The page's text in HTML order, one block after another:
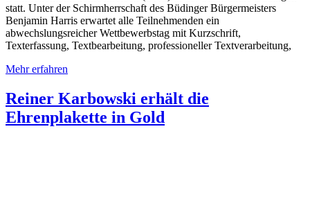
statt. Unter der Schirmherrschaft des Büdinger Bürgermeisters
Benjamin Harris erwartet alle Teilnehmenden ein
abwechslungsreicher Wettbewerbstag mit Kurzschrift,
Texterfassung, Textbearbeitung, professioneller Textverarbeitung,
Mehr erfahren
Reiner Karbowski erhält die
Ehrenplakette in Gold